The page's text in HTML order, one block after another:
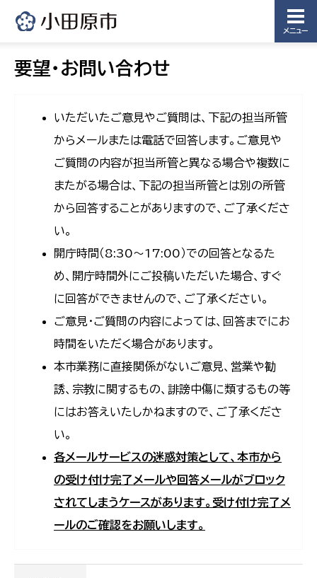
メニュー
要望・お問い合わせ
いただいたご意見やご質問は、下記の担当所管
からメールまたは電話で回答します。ご意見や
ご質問の内容が担当所管と異なる場合や複数に
またがる場合は、下記の担当所管とは別の所管
から回答することがありますので、ご了承くださ
い。
開庁時間（8:30〜17:00）での回答となるた
め、開庁時間外にご投稿いただいた場合、すぐ
に回答ができませんので、ご了承ください。
ご意見・ご質問の内容によっては、回答までにお
時間をいただく場合があります。
本市業務に直接関係がないご意見、営業や勧
誘、宗教に関するもの、誹謗中傷に類するもの等
にはお答えいたしかねますので、ご了承くださ
い。
各メールサービスの迷惑対策として、本市から
の受け付け完了メールや回答メールがブロック
されてしまうケースがあります。受け付け完了メ
ールのご確認をお願いします。